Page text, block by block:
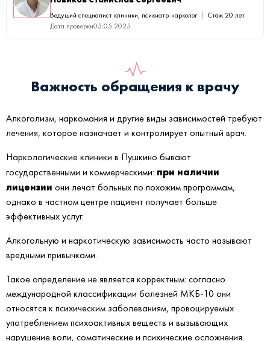
Ведущий специалист клиники, психиатр-нарколог
Стаж 20 лет
Дата проверки05.05.2025
Важность обращения к врачу
Алкоголизм, наркомания и другие виды зависимостей требуют
лечения, которое назначает и контролирует опытный врач.
Наркологические клиники в Пушкино бывают
государственными и коммерческими: при наличии
лицензии они лечат больных по похожим программам,
однако в частном центре пациент получает больше
эффективных услуг.
Алкогольную и наркотическую зависимость часто называют
вредными привычками.
Такое определение не является корректным: согласно
международной классификации болезней МКБ-10 они
относятся к психическим заболеваниям, провоцируемых
употреблением психоактивных веществ и вызывающих
нарушение воли, соматические и психические осложнения.